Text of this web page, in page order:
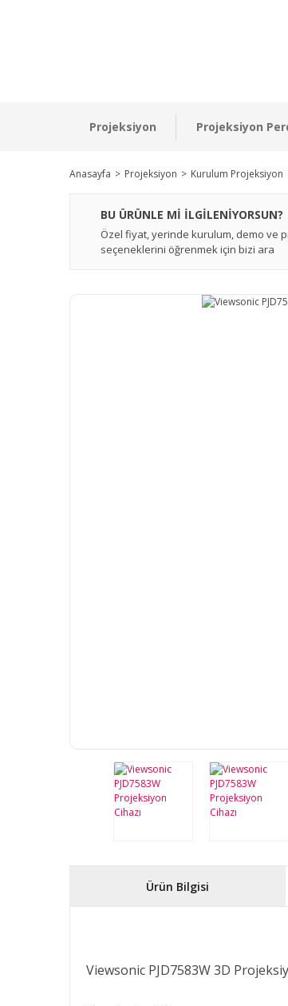
Projeksiyon Projeksiyon
Anasayfa Projeksiyon Kurulum Projeksiyon
BU ÜRÜNLE Mİ İLGİLENİYORSUN?
Özel fiyat, yerinde kurulum, demo ve
seçeneklerini öğrenmek için bizi ara
Ürün Bilgisi
Viewsonic PJD7583W 3D